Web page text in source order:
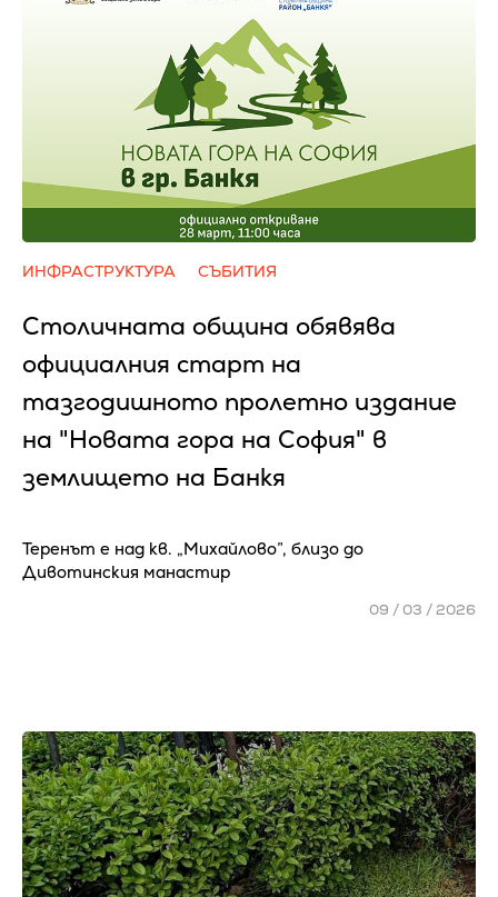
ИНФРАСТРУКТУРА СЪБИТИЯ
Столичната община обявява
официалния старт на
тазгодишното пролетно издание
на "Новата гора на София" в
землището на Банкя
Теренът е над кв. „Михайлово”, близо до
Дивотинския манастир
09 / 03 / 2026